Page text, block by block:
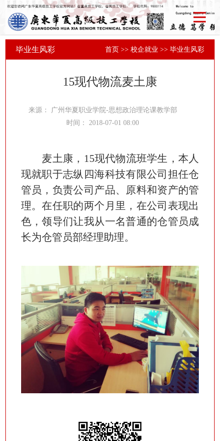
毕业生风彩 首页 >> 校企就业 >> 毕业生风彩
15现代物流麦土康
来源： 广州华夏职业学院-思想政治理论课教学部
时间： 2018-07-01 08:00
麦土康， 15现代物流班学生， 本人
现就职于志纵四海科技有限公司担任仓
管员，负责公司产品、原料和资产的管
理。在任职的两个月里，在公司表现出
色，领导们让我从一名普通的仓管员成
长为仓管员部经理助理。